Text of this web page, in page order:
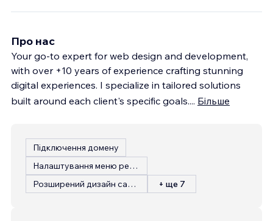
Про нас
Your go-to expert for web design and development,
with over +10 years of experience crafting stunning
digital experiences. I specialize in tailored solutions
built around each client's specific goals.... Більше
Підключення домену
Налаштування меню ресторану
Розширений дизайн сайту
+ ще 7